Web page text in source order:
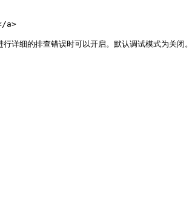
a>
详细的排查错误时可以开启。默认调试模式为关闭。